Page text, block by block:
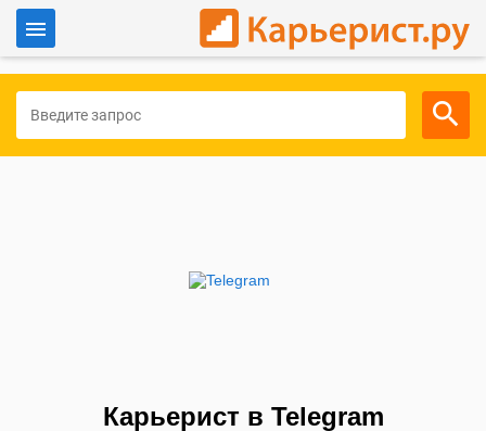
Для работодателей
Карьерист в Telegram